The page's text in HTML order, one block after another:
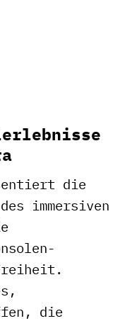
die
immersiven
die